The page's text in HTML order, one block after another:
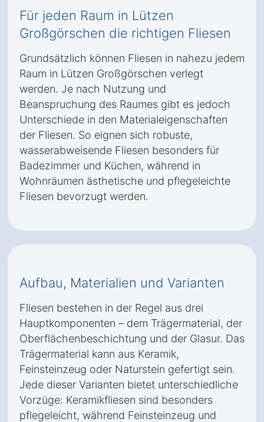
Für jeden Raum in Lützen
Großgörschen die richtigen Fliesen
Grundsätzlich können Fliesen in nahezu jedem
Raum in Lützen Großgörschen verlegt
werden. Je nach Nutzung und
Beanspruchung des Raumes gibt es jedoch
Unterschiede in den Materialeigenschaften
der Fliesen. So eignen sich robuste,
wasserabweisende Fliesen besonders für
Badezimmer und Küchen, während in
Wohnräumen ästhetische und pflegeleichte
Fliesen bevorzugt werden.
Aufbau, Materialien und Varianten
Fliesen bestehen in der Regel aus drei
Hauptkomponenten – dem Trägermaterial, der
Oberflächenbeschichtung und der Glasur. Das
Trägermaterial kann aus Keramik,
Feinsteinzeug oder Naturstein gefertigt sein.
Jede dieser Varianten bietet unterschiedliche
Vorzüge: Keramikfliesen sind besonders
pflegeleicht, während Feinsteinzeug und